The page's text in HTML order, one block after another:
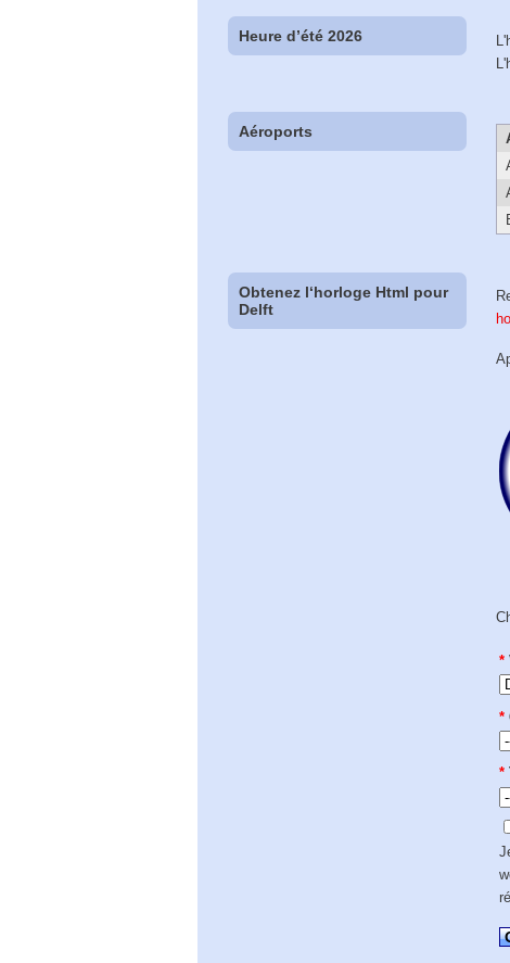
Heure d’été 2026
Aéroports
Obtenez l‘horloge Html pour
Delft
*
*
*